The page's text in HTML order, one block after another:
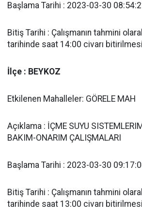
Başlama Tarihi : 2023-03-30
Bitiş Tarihi : Çalışmanın tahmini
tarihinde saat 14:00 civarı
İlçe : BEYKOZ
Etkilenen Mahalleler: GÖRELE MAH
Açıklama : İÇME SUYU
BAKIM-ONARIM ÇALIŞMALARI
Başlama Tarihi : 2023-03-30
Bitiş Tarihi : Çalışmanın tahmini
tarihinde saat 13:00 civarı